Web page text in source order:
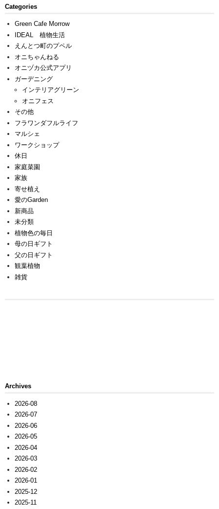
Categories
Green Cafe Morrow
IDEAL 植物生活
えんとつ町のプペル
オニちゃんねる
オニヅカ公式アプリ
ガーデニング
インテリアグリーン
オニフェス
その他
フラワンダフルライフ
マルシェ
ワークショップ
休日
家庭菜園
家族
寄せ植え
愛のGarden
新商品
未分類
植物色の毎日
母の日ギフト
父の日ギフト
観葉植物
雑貨
Archives
2026-08
2026-07
2026-06
2026-05
2026-04
2026-03
2026-02
2026-01
2025-12
2025-11